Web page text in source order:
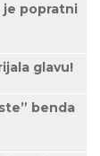
je popratni
glavu!
benda